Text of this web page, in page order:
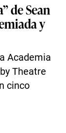
de Sean
y
Academia
Theatre
cinco